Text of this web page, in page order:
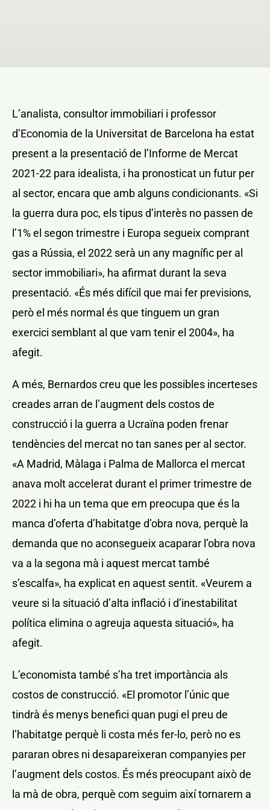
PERFIL
L’analista, consultor immobiliari i professor
d’Economia de la Universitat de Barcelona ha estat
present a la presentació de l’Informe de Mercat
2021-22 para idealista, i ha pronosticat un futur per
al sector, encara que amb alguns condicionants. «Si
la guerra dura poc, els tipus d’interès no passen de
l’1% el segon trimestre i Europa segueix comprant
gas a Rússia, el 2022 serà un any magnífic per al
sector immobiliari», ha afirmat durant la seva
presentació. «És més difícil que mai fer previsions,
però el més normal és que tinguem un gran
exercici semblant al que vam tenir el 2004», ha
afegit.
A més, Bernardos creu que les possibles incerteses
creades arran de l’augment dels costos de
construcció i la guerra a Ucraïna poden frenar
tendències del mercat no tan sanes per al sector.
«A Madrid, Màlaga i Palma de Mallorca el mercat
anava molt accelerat durant el primer trimestre de
2022 i hi ha un tema que em preocupa que és la
manca d’oferta d’habitatge d’obra nova, perquè la
demanda que no aconsegueix acaparar l’obra nova
va a la segona mà i aquest mercat també
s’escalfa», ha explicat en aquest sentit. «Veurem a
veure si la situació d’alta inflació i d’inestabilitat
política elimina o agreuja aquesta situació», ha
afegit.
L’economista també s’ha tret importància als
costos de construcció. «El promotor l’únic que
tindrà és menys benefici quan pugi el preu de
l’habitatge perquè li costa més fer-lo, però no es
pararan obres ni desapareixeran companyies per
l’augment dels costos. És més preocupant això de
la mà de obra, perquè com seguim així tornarem a